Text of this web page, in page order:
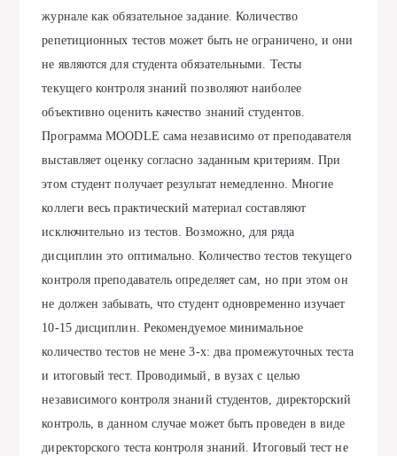
журнале как обязательное задание. Количество
репетиционных тестов может быть не ограничено, и они
не являются для студента обязательными. Тесты
текущего контроля знаний позволяют наиболее
объективно оценить качество знаний студентов.
Программа MOODLE сама независимо от преподавателя
выставляет оценку согласно заданным критериям. При
этом студент получает результат немедленно. Многие
коллеги весь практический материал составляют
исключительно из тестов. Возможно, для ряда
дисциплин это оптимально. Количество тестов текущего
контроля преподаватель определяет сам, но при этом он
не должен забывать, что студент одновременно изучает
10-15 дисциплин. Рекомендуемое минимальное
количество тестов не мене 3-х: два промежуточных теста
и итоговый тест. Проводимый, в вузах с целью
независимого контроля знаний студентов, директорский
контроль, в данном случае может быть проведен в виде
директорского теста контроля знаний. Итоговый тест не